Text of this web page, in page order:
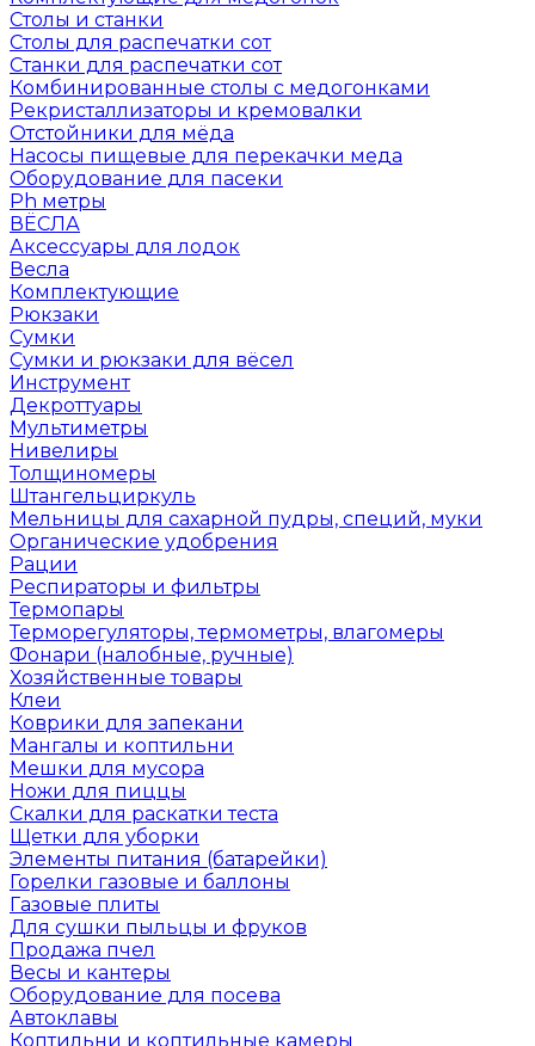
Столы и станки
Столы для распечатки сот
Станки для распечатки сот
Комбинированные столы с медогонками
Рекристаллизаторы и кремовалки
Отстойники для мёда
Насосы пищевые для перекачки меда
Оборудование для пасеки
Ph метры
ВЁСЛА
Аксессуары для лодок
Весла
Комплектующие
Рюкзаки
Сумки
Сумки и рюкзаки для вёсел
Инструмент
Декроттуары
Мультиметры
Нивелиры
Толщиномеры
Штангельциркуль
Мельницы для сахарной пудры, специй, муки
Органические удобрения
Рации
Респираторы и фильтры
Термопары
Терморегуляторы, термометры, влагомеры
Фонари (налобные, ручные)
Хозяйственные товары
Клеи
Коврики для запекани
Мангалы и коптильни
Мешки для мусора
Ножи для пиццы
Скалки для раскатки теста
Щетки для уборки
Элементы питания (батарейки)
Горелки газовые и баллоны
Газовые плиты
Для сушки пыльцы и фруков
Продажа пчел
Весы и кантеры
Оборудование для посева
Автоклавы
Коптильни и коптильные камеры